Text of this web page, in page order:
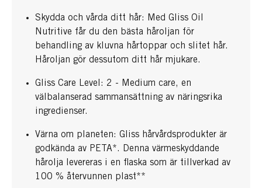
Skydda och vårda ditt hår: Med Gliss Oil
Nutritive får du den bästa håroljan för
behandling av kluvna hårtoppar och slitet hår.
Håroljan gör dessutom ditt hår mjukare.
Gliss Care Level: 2 - Medium care, en
välbalanserad sammansättning av näringsrika
ingredienser.
Värna om planeten: Gliss hårvårdsprodukter är
godkända av PETA*. Denna värmeskyddande
hårolja levereras i en flaska som är tillverkad av
100 % återvunnen plast**